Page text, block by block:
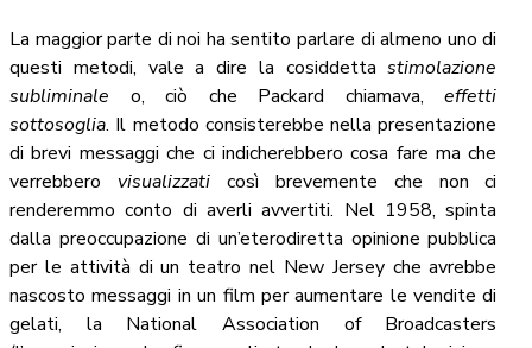
La maggior parte di noi ha sentito parlare di almeno uno di
questi metodi, vale a dire la cosiddettastimolazione
subliminale o, ciò che Packard chiamava,effetti
sottosoglia. Il metodo consisterebbe nella presentazione
di brevi messaggi che ci indicherebbero cosa fare ma che
verrebbero visualizzaticosì brevemente che non ci
renderemmo conto di averli avvertiti. Nel 1958, spinta
dalla preoccupazione di un’eterodiretta opinione pubblica
per le attività di un teatro nel New Jersey che avrebbe
nascosto messaggi in un film per aumentare le vendite di
gelati, la National Association of Broadcasters